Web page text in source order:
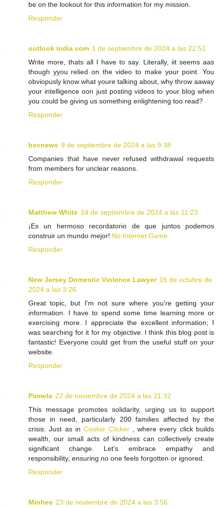
be on the lookout for this information for my mission.
Responder
outlook india com 1 de septiembre de 2024 a las 22:51
Write more, thats all I have to say. Literally, iit seems aas
though yyou relied on the video to make your point. You
obviopusly know what youre talking about, why throw aaway
your intelligence oon just posting videos to your blog when
you could be giving us something enlightening too read?
Responder
bscnews 9 de septiembre de 2024 a las 9:38
Companies that have never refused withdrawal requests
from members for unclear reasons.
Responder
Matthew White 24 de septiembre de 2024 a las 11:23
¡Es un hermoso recordatorio de que juntos podemos
construir un mundo mejor! No Internet Game
Responder
New Jersey Domestic Violence Lawyer 16 de octubre de
2024 a las 3:26
Great topic, but I'm not sure where you're getting your
information. I have to spend some time learning more or
exercising more. I appreciate the excellent information; I
was searching for it for my objective. I think this blog post is
fantastic! Everyone could get from the useful stuff on your
website.
Responder
Pamela 22 de noviembre de 2024 a las 21:32
This message promotes solidarity, urging us to support
those in need, particularly 200 families affected by the
crisis. Just as inCookie Clicker, where every click builds
wealth, our small acts of kindness can collectively create
significant change. Let's embrace empathy and
responsibility, ensuring no one feels forgotten or ignored.
Responder
Minhee 23 de noviembre de 2024 a las 3:56